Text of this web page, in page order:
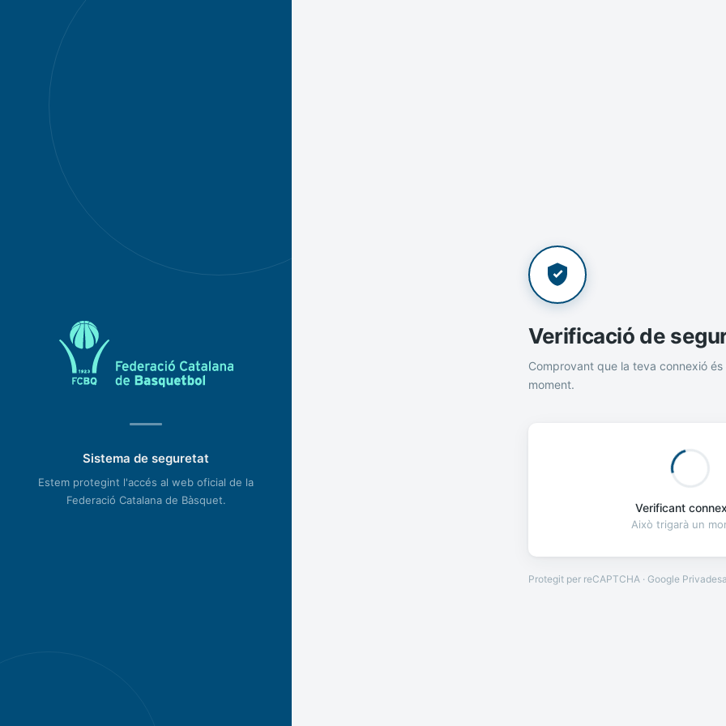
Sistema de seguretat
Estem protegint l'accés al web oficial de la
Federació Catalana de Bàsquet.
Verificació de
Comprovant que la teva connexió és
moment.
Verificant
Això trigarà un
Protegit per reCAPTCHA · Google Privadesa